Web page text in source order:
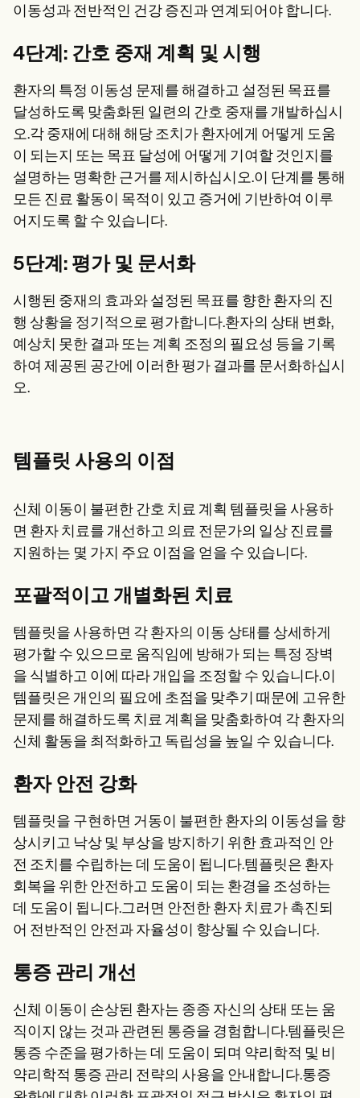
이동성과 전반적인 건강 증진과 연계되어야 합니다.
4단계: 간호 중재 계획 및 시행
환자의 특정 이동성 문제를 해결하고 설정된 목표를
달성하도록 맞춤화된 일련의 간호 중재를 개발하십시
오.각 중재에 대해 해당 조치가 환자에게 어떻게 도움
이 되는지 또는 목표 달성에 어떻게 기여할 것인지를
설명하는 명확한 근거를 제시하십시오.이 단계를 통해
모든 진료 활동이 목적이 있고 증거에 기반하여 이루
어지도록 할 수 있습니다.
5단계: 평가 및 문서화
시행된 중재의 효과와 설정된 목표를 향한 환자의 진
행 상황을 정기적으로 평가합니다.환자의 상태 변화,
예상치 못한 결과 또는 계획 조정의 필요성 등을 기록
하여 제공된 공간에 이러한 평가 결과를 문서화하십시
오.
템플릿 사용의 이점
신체 이동이 불편한 간호 치료 계획 템플릿을 사용하
면 환자 치료를 개선하고 의료 전문가의 일상 진료를
지원하는 몇 가지 주요 이점을 얻을 수 있습니다.
포괄적이고 개별화된 치료
템플릿을 사용하면 각 환자의 이동 상태를 상세하게
평가할 수 있으므로 움직임에 방해가 되는 특정 장벽
을 식별하고 이에 따라 개입을 조정할 수 있습니다.이
템플릿은 개인의 필요에 초점을 맞추기 때문에 고유한
문제를 해결하도록 치료 계획을 맞춤화하여 각 환자의
신체 활동을 최적화하고 독립성을 높일 수 있습니다.
환자 안전 강화
템플릿을 구현하면 거동이 불편한 환자의 이동성을 향
상시키고 낙상 및 부상을 방지하기 위한 효과적인 안
전 조치를 수립하는 데 도움이 됩니다.템플릿은 환자
회복을 위한 안전하고 도움이 되는 환경을 조성하는
데 도움이 됩니다.그러면 안전한 환자 치료가 촉진되
어 전반적인 안전과 자율성이 향상될 수 있습니다.
통증 관리 개선
신체 이동이 손상된 환자는 종종 자신의 상태 또는 움
직이지 않는 것과 관련된 통증을 경험합니다.템플릿은
통증 수준을 평가하는 데 도움이 되며 약리학적 및 비
약리학적 통증 관리 전략의 사용을 안내합니다.통증